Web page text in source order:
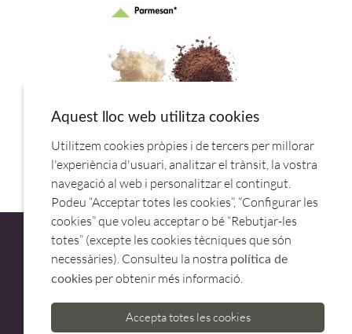
DISCO RALLADOR PARMESANO.27764.ROBOT COUPE
ATENCIÓ AL CLIENT
973 500 580
Aquest lloc web utilitza cookies
Utilitzem cookies pròpies i de tercers per millorar
l'experiència d'usuari, analitzar el trànsit, la vostra
navegació al web i personalitzar el contingut.
Podeu “Acceptar totes les cookies”, “Configurar les
cookies” que voleu acceptar o bé “Rebutjar-les
totes” (excepte les cookies tècniques que són
necessàries). Consulteu la nostra política de
cookies per obtenir més informació.
Accepta totes les cookies